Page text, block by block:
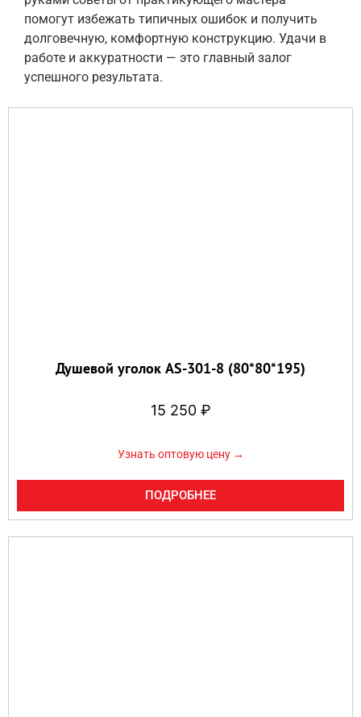
помогут избежать типичных ошибок и получить
долговечную, комфортную конструкцию. Удачи в
работе и аккуратности — это главный залог
успешного результата.
Душевой уголок AS-301-8 (80*80*195)
15 250 ₽
Узнать оптовую цену →
ПОДРОБНЕЕ